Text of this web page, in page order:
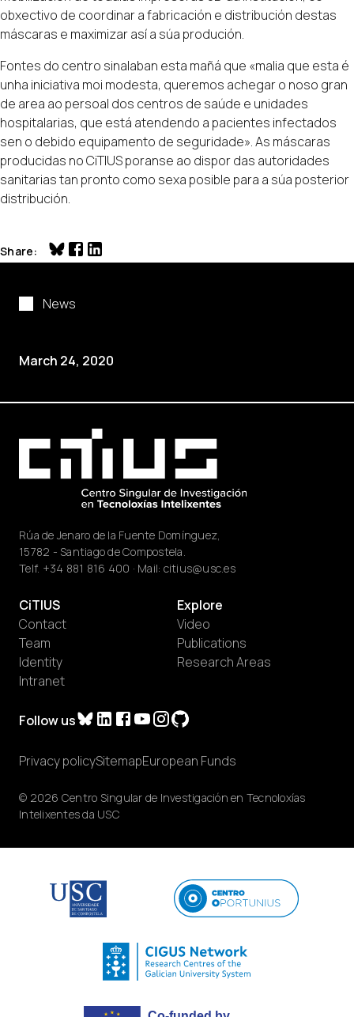
News
March 24, 2020
obxectivo de coordinar a fabricación e distribución destas
máscaras e maximizar así a súa produción.
Fontes do centro sinalaban esta mañá que «malia que esta é
unha iniciativa moi modesta, queremos achegar o noso gran
de area ao persoal dos centros de saúde e unidades
hospitalarias, que está atendendo a pacientes infectados
sen o debido equipamento de seguridade». As máscaras
producidas no CiTIUS poranse ao dispor das autoridades
sanitarias tan pronto como sexa posible para a súa posterior
distribución.
Share
Rúa de Jenaro de la Fuente Domínguez,
15782 - Santiago de Compostela.
Telf. +34 881 816 400 · Mail: citius@usc.es
Follow us
CiTIUS
Contact
Team
Identity
Intranet
Explore
Video
Publications
Research Areas
© 2026 Centro Singular de Investigación en Tecnoloxías
Intelixentes da USC
Privacy policySitemapEuropean Funds